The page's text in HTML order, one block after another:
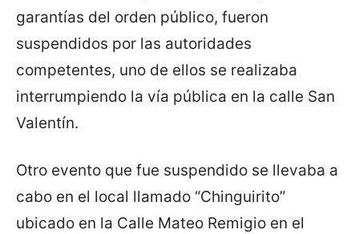
garantías del orden público, fueron
suspendidos por las autoridades
competentes, uno de ellos se realizaba
interrumpiendo la vía pública en la calle San
Valentín.
Otro evento que fue suspendido se llevaba a
cabo en el local llamado “Chinguirito”
ubicado en la Calle Mateo Remigio en el